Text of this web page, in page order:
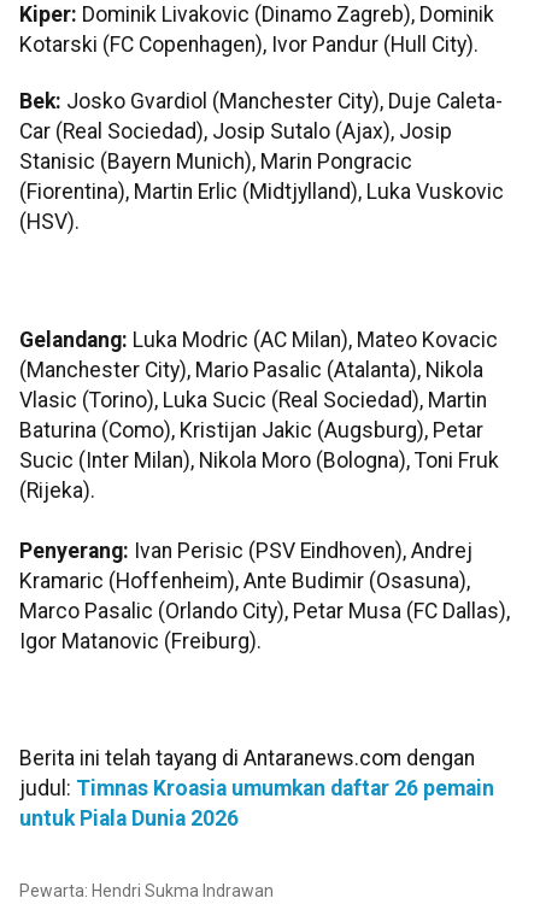
Kiper: Dominik Livakovic (Dinamo Zagreb), Dominik
Kotarski (FC Copenhagen), Ivor Pandur (Hull City).
Bek: Josko Gvardiol (Manchester City), Duje Caleta-
Car (Real Sociedad), Josip Sutalo (Ajax), Josip
Stanisic (Bayern Munich), Marin Pongracic
(Fiorentina), Martin Erlic (Midtjylland), Luka Vuskovic
(HSV).
Gelandang: Luka Modric (AC Milan), Mateo Kovacic
(Manchester City), Mario Pasalic (Atalanta), Nikola
Vlasic (Torino), Luka Sucic (Real Sociedad), Martin
Baturina (Como), Kristijan Jakic (Augsburg), Petar
Sucic (Inter Milan), Nikola Moro (Bologna), Toni Fruk
(Rijeka).
Penyerang: Ivan Perisic (PSV Eindhoven), Andrej
Kramaric (Hoffenheim), Ante Budimir (Osasuna),
Marco Pasalic (Orlando City), Petar Musa (FC Dallas),
Igor Matanovic (Freiburg).
Berita ini telah tayang di Antaranews.com dengan
judul: Timnas Kroasia umumkan daftar 26 pemain
untuk Piala Dunia 2026
Pewarta: Hendri Sukma Indrawan